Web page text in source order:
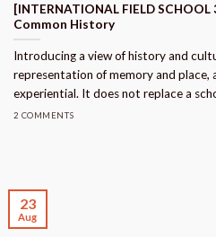
[INTERNATIONAL FIELD
Common History
Introducing a view of history and
representation of memory and place,
experiential. It does not replace a
2 COMMENTS
23
Aug